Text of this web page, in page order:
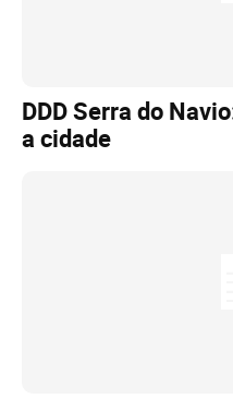
DDD Serra do
a cidade